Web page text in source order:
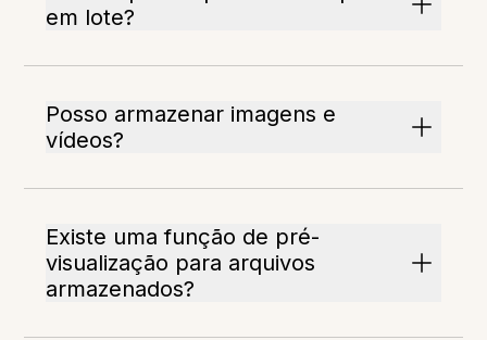
em lote?
Posso armazenar imagens e
vídeos?
Existe uma função de pré-
visualização para arquivos
armazenados?